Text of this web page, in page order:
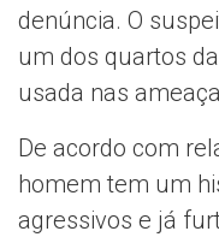
denúncia. O
um dos quartos
usada nas
De acordo com
homem tem um
agressivos e já